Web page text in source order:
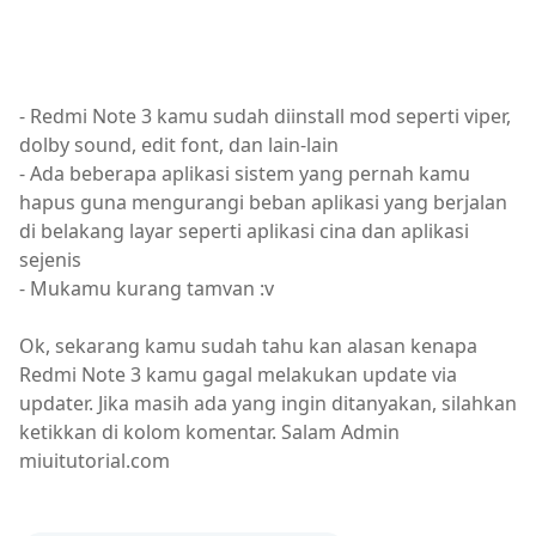
- Redmi Note 3 kamu sudah diinstall mod seperti viper,
dolby sound, edit font, dan lain-lain
- Ada beberapa aplikasi sistem yang pernah kamu
hapus guna mengurangi beban aplikasi yang berjalan
di belakang layar seperti aplikasi cina dan aplikasi
sejenis
- Mukamu kurang tamvan :v
Ok, sekarang kamu sudah tahu kan alasan kenapa
Redmi Note 3 kamu gagal melakukan update via
updater. Jika masih ada yang ingin ditanyakan, silahkan
ketikkan di kolom komentar. Salam Admin
miuitutorial.com